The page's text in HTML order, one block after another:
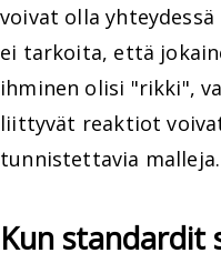
voivat olla
ei tarkoita, että
ihminen olisi "rikki",
liittyvät reaktiot
tunnistettavia malleja.
Kun standardit